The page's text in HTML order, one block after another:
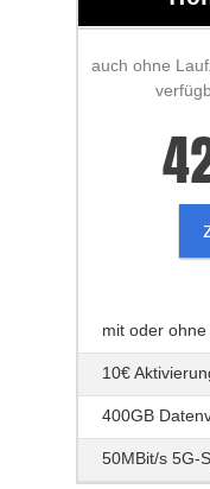
auch ohne
mit oder
10€
400GB
50MBit/s 5G-